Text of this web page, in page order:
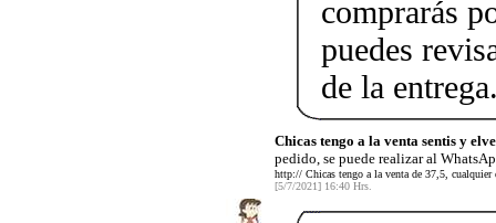
comprarás
puedes
de la
Chicas tengo a la venta sentis y
pedido, se puede realizar al
http:// Chicas tengo a la venta de 37,5,
[5/7/2021] 16:40 Hrs.